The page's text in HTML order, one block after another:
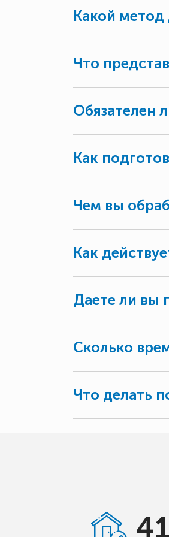
Какой метод
Что
Обязателен
Как
Чем вы
Как
Даете ли вы
Сколько
Что делать